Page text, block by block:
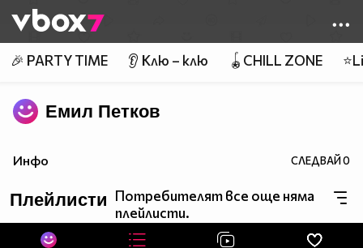
👾
🎉 PARTY TIME 👂 Клю – клю 🪀CHILL ZONE
Емил Петков
Инфо СЛЕДВАЙ0
Плейлисти Потребителят все още няма
плейлисти.